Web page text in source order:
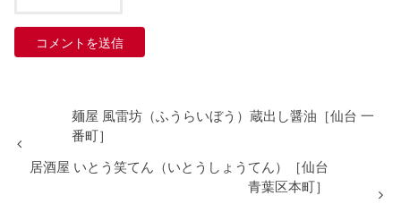
麺屋 風雷坊（ふうらいぼう）蔵出し醤油［仙台 一
番町］
居酒屋 いとう笑てん（いとうしょうてん）［仙台
青葉区本町］